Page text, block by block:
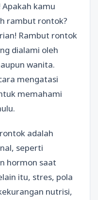
kamu
rambut rontok?
Rambut rontok
dialami oleh
wanita.
mengatasi
memahami
adalah
seperti
hormon saat
itu, stres, pola
nutrisi,